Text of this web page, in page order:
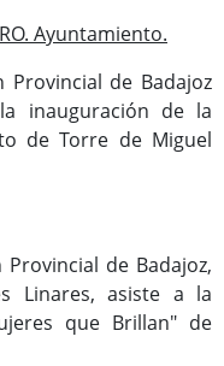
Ayuntamiento.
de Badajoz
inauguración de la
de Torre de Miguel
de Badajoz,
Linares, asiste a la
que Brillan" de